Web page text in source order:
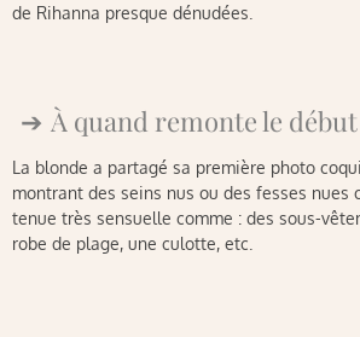
de Rihanna presque dénudées.
À quand remonte le
La blonde a partagé sa première photo
montrant des seins nus ou des fesses
tenue très sensuelle comme : des sous-
robe de plage, une culotte, etc.